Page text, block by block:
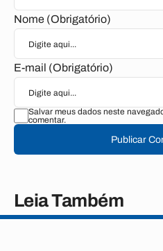
Nome (Obrigatório)
E-mail (Obrigatório)
Salvar meus dados neste
comentar.
Publicar
Leia Também